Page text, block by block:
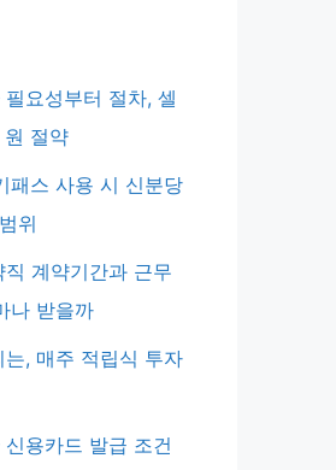
요성부터 절차, 셀
절약
패스 사용 시 신분당
위
계약기간과 근무
나 받을까
, 매주 적립식 투자
용카드 발급 조건